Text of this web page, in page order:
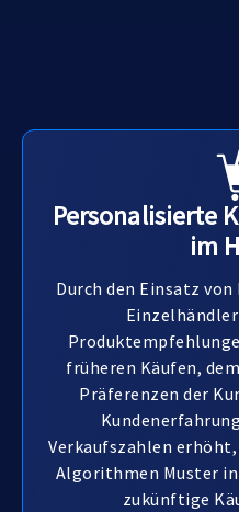
Personalisierte
im
Durch den Einsatz
früheren Käufen,
Präferenzen der
Verkaufszahlen
Algorithmen Muster in
zukünftige